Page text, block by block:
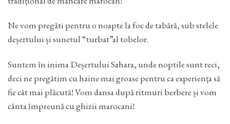
Ne vom pregăti pentru o noapte la foc de tabără, sub stelele
deșertului și sunetul “turbat”al tobelor.
Suntem în inima Deșertului Sahara, unde noptile sunt reci,
deci ne pregătim cu haine mai groase pentru ca experiența să
fie cât mai plăcută! Vom dansa după ritmuri berbere și vom
cânta împreună cu ghizii marocani!